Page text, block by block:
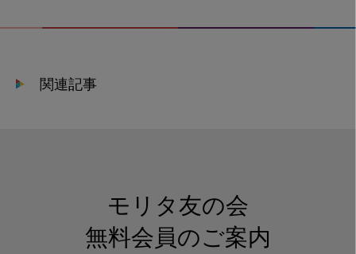
関連記事
モリタ友の会
無料会員のご案内